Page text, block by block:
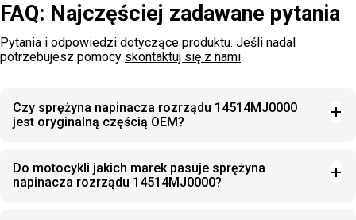
FAQ: Najczęściej zadawane pytania
Pytania i odpowiedzi dotyczące produktu. Jeśli nadal
potrzebujesz pomocy skontaktuj się z nami.
Czy sprężyna napinacza rozrządu 14514MJ0000
jest oryginalną częścią OEM?
Do motocykli jakich marek pasuje sprężyna
napinacza rozrządu 14514MJ0000?